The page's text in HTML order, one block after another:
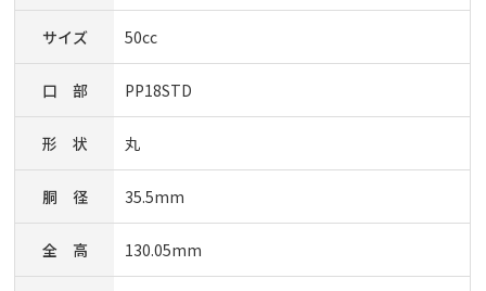
サイズ 50cc
口 部 PP18STD
形 状 丸
胴 径 35.5mm
全 高 130.05mm